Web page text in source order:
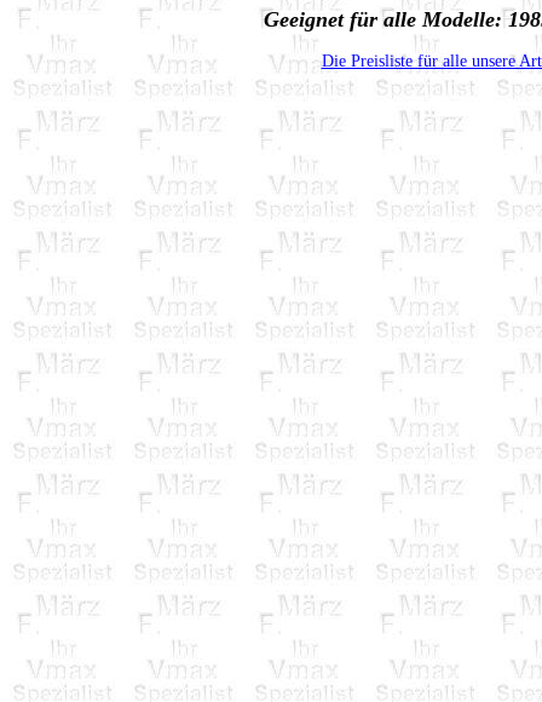
Geeignet für alle Modelle:
Die Preisliste für alle unsere